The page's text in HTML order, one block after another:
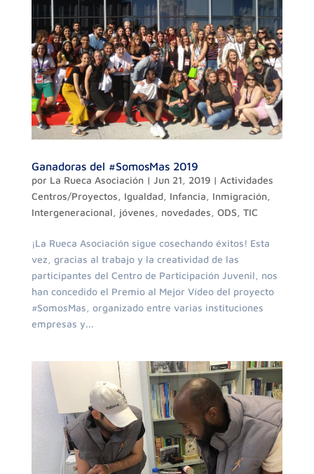
Ganadoras del #SomosMas 2019
por La Rueca Asociación| Jun 21, 2019| Actividades
Centros/Proyectos, Igualdad, Infancia, Inmigración,
Intergeneracional, jóvenes, novedades, ODS, TIC
¡La Rueca Asociación sigue cosechando éxitos! Esta
vez, gracias al trabajo y la creatividad de las
participantes del Centro de Participación Juvenil, nos
han concedido el Premio al Mejor Vídeo del proyecto
#SomosMas, organizado entre varias instituciones
empresas y...